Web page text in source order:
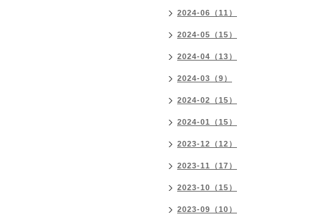
2024-06（11）
2024-05（15）
2024-04（13）
2024-03（9）
2024-02（15）
2024-01（15）
2023-12（12）
2023-11（17）
2023-10（15）
2023-09（10）